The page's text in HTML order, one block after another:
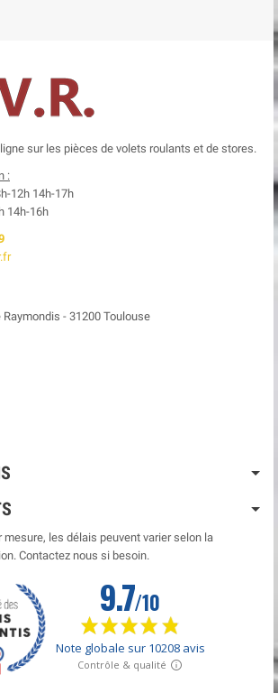
sur les pièces de volets roulants et de stores.
:
12h 14h-17h
14h-16h
Raymondis - 31200 Toulouse
les délais peuvent varier selon la
Contactez nous si besoin.